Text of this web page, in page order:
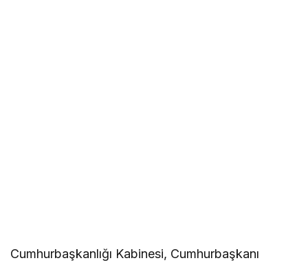
Cumhurbaşkanlığı Kabinesi, Cumhurbaşkanı